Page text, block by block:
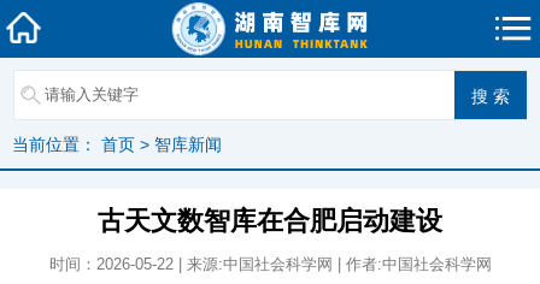
当前位置： 首页 > 智库新闻
古天文数智库在合肥启动建设
时间：2026-05-22 | 来源:中国社会科学网 | 作者:中国社会科学网